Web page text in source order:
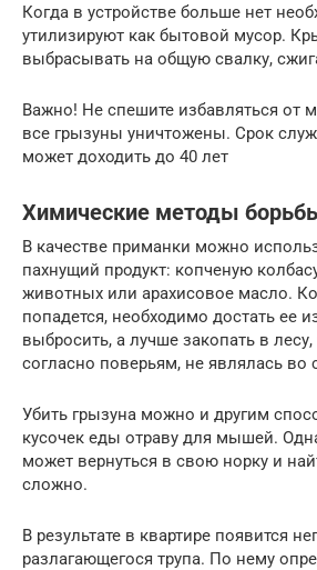
Когда в устройстве больше нет
утилизируют как бытовой мусор.
выбрасывать на общую свалку,
Важно! Не спешите избавляться от
все грызуны уничтожены. Срок
может доходить до 40 лет
Химические методы
В качестве приманки можно
пахнущий продукт: копченую
животных или арахисовое масло.
попадется, необходимо достать ее
выбросить, а лучше закопать в
согласно поверьям, не являлась во
Убить грызуна можно и другим
кусочек еды отраву для мышей.
может вернуться в свою норку и
сложно.
В результате в квартире появится
разлагающегося трупа. По нему